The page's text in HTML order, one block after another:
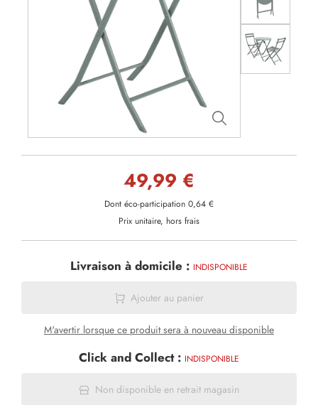
49,99 €
Dont éco-participation 0,64 €
Prix unitaire, hors frais
Livraison à domicile : INDISPONIBLE
Ajouter au panier
M'avertir lorsque ce produit sera à nouveau disponible
Click and Collect : INDISPONIBLE
Non disponible en retrait magasin